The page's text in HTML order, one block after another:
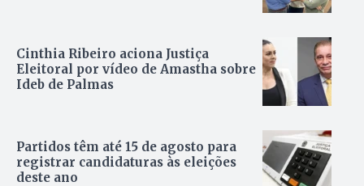
Cinthia Ribeiro aciona Justiça
Eleitoral por vídeo de Amastha sobre
Ideb de Palmas
Partidos têm até 15 de agosto para
registrar candidaturas às eleições
deste ano